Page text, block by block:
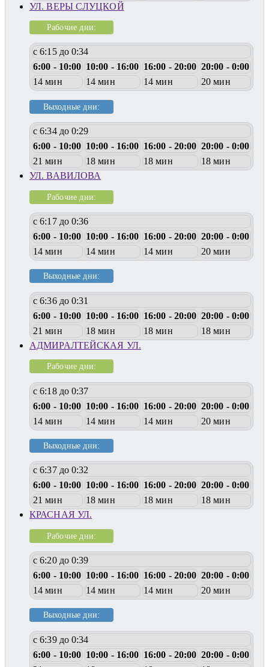
УЛ. ВЕРЫ СЛУЦКОЙ
Рабочие дни:
с 6:15 до 0:34
6:00 - 10:00 10:00 - 16:00 16:00 - 20:00 20:00 - 0:00
14 мин
14 мин 14 мин 20 мин
Выходные дни:
с 6:34 до 0:29
6:00 - 10:00 10:00 - 16:00 16:00 - 20:00 20:00 - 0:00
21 мин
18 мин 18 мин
18 мин
УЛ. ВАВИЛОВА
Рабочие дни:
с 6:17 до 0:36
6:00 - 10:00 10:00 - 16:00 16:00 - 20:00 20:00 - 0:00
14 мин
14 мин 14 мин 20 мин
Выходные дни:
с 6:36 до 0:31
6:00 - 10:00 10:00 - 16:00 16:00 - 20:00 20:00 - 0:00
21 мин
18 мин 18 мин
18 мин
АДМИРАЛТЕЙСКАЯ УЛ.
Рабочие дни:
с 6:18 до 0:37
6:00 - 10:00 10:00 - 16:00 16:00 - 20:00 20:00 - 0:00
14 мин
14 мин 14 мин 20 мин
Выходные дни:
с 6:37 до 0:32
6:00 - 10:00 10:00 - 16:00 16:00 - 20:00 20:00 - 0:00
21 мин
18 мин 18 мин
18 мин
КРАСНАЯ УЛ.
Рабочие дни:
с 6:20 до 0:39
6:00 - 10:00 10:00 - 16:00 16:00 - 20:00 20:00 - 0:00
14 мин
14 мин 14 мин 20 мин
Выходные дни:
с 6:39 до 0:34
6:00 - 10:00 10:00 - 16:00 16:00 - 20:00 20:00 - 0:00